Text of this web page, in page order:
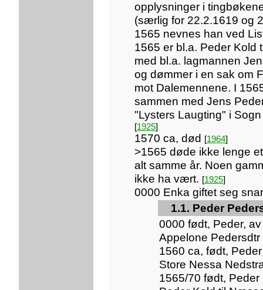
opplysninger i
(særlig for 22.2.1619 og
1565 nevnes han ved
1565 er bl.a. Peder Kold
med bl.a. lagmannen
og dømmer i en sak om
mot Dalemennene. I
sammen med Jens
"Lysters Laugting" i
[1925]
1570 ca, død [1964]
>1565 døde ikke lenge
alt samme år. Noen
ikke ha vært. [1925]
0000 Enka giftet seg
1.1. Peder
0000 født, Peder,
Appelone Pedersdtr
1560 ca, født,
Store Nessa
1565/70 født,